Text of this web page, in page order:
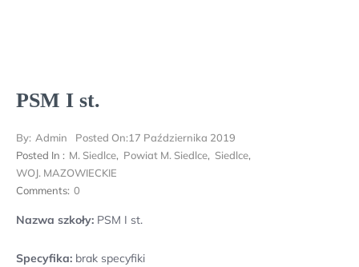
PSM I st.
By: Admin Posted On:17 Października 2019
Posted In : M. Siedlce, Powiat M. Siedlce, Siedlce,
WOJ. MAZOWIECKIE
Comments: 0
Nazwa szkoły: PSM I st.
Specyfika: brak specyfiki